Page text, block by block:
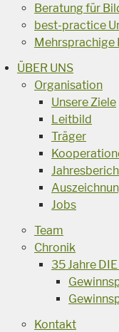
Beratung für
best-practice
ÜBER UNS
Organisation
Unsere Ziele
Leitbild
Träger
Jobs
Team
Chronik
35 Jahre
Kontakt